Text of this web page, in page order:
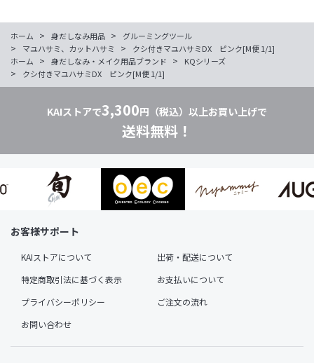
ホーム > 身だしなみ用品 > グルーミングツール
> マユハサミ、カットハサミ >
クシ付きマユハサミDX ピンク[M便 1/1]
ホーム
> 身だしなみ・メイク用品ブランド > KQシリーズ
> クシ付きマユハサミDX ピンク[M便 1/1]
KAIストアで3,300円（税込）以上お買い上げで
送料無料！
お客様サポート
KAIストアについて
出荷・配送について
特定商取引法に基づく表示
お支払いについて
プライバシーポリシー
ご注文の流れ
お問い合わせ